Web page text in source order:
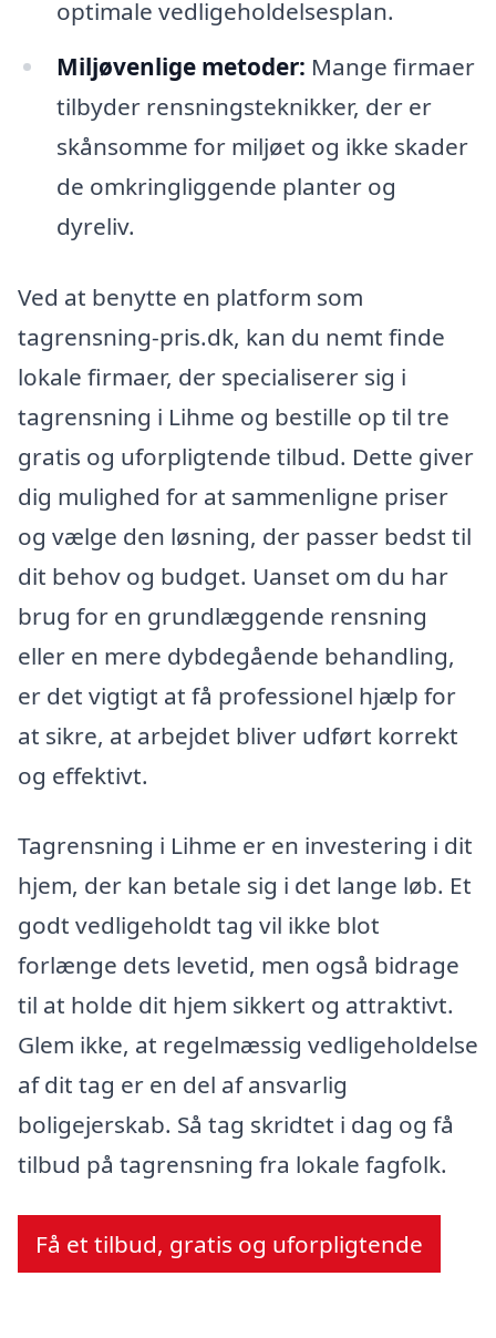
optimale vedligeholdelsesplan.
Miljøvenlige metoder: Mange firmaer
tilbyder rensningsteknikker, der er
skånsomme for miljøet og ikke skader
de omkringliggende planter og
dyreliv.
Ved at benytte en platform som
tagrensning-pris.dk, kan du nemt finde
lokale firmaer, der specialiserer sig i
tagrensning i Lihme og bestille op til tre
gratis og uforpligtende tilbud. Dette giver
dig mulighed for at sammenligne priser
og vælge den løsning, der passer bedst til
dit behov og budget. Uanset om du har
brug for en grundlæggende rensning
eller en mere dybdegående behandling,
er det vigtigt at få professionel hjælp for
at sikre, at arbejdet bliver udført korrekt
og effektivt.
Tagrensning i Lihme er en investering i dit
hjem, der kan betale sig i det lange løb. Et
godt vedligeholdt tag vil ikke blot
forlænge dets levetid, men også bidrage
til at holde dit hjem sikkert og attraktivt.
Glem ikke, at regelmæssig vedligeholdelse
af dit tag er en del af ansvarlig
boligejerskab. Så tag skridtet i dag og få
tilbud på tagrensning fra lokale fagfolk.
Få et tilbud, gratis og uforpligtende